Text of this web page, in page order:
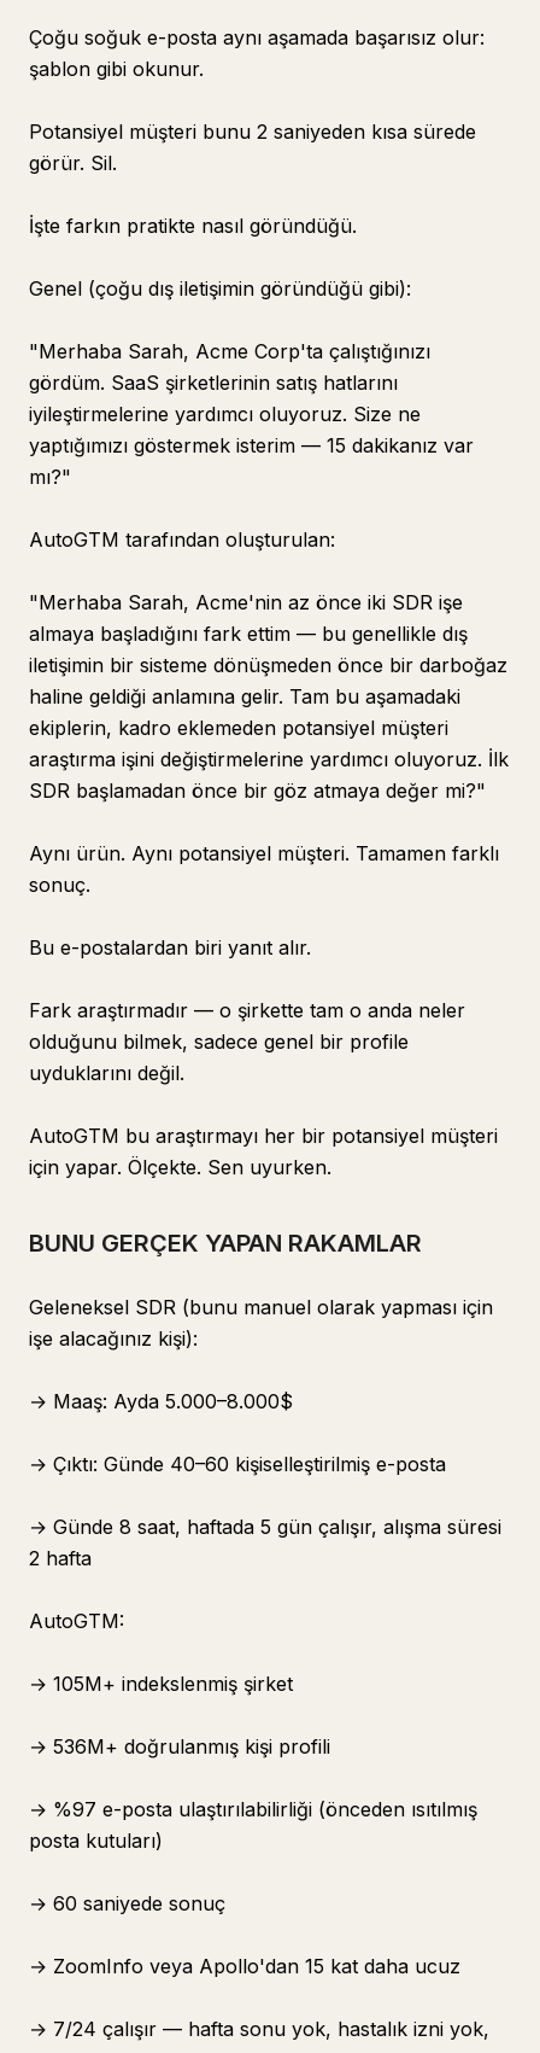
Çoğu soğuk e-posta aynı aşamada başarısız olur:
şablon gibi okunur.
Potansiyel müşteri bunu 2 saniyeden kısa sürede
görür. Sil.
İşte farkın pratikte nasıl göründüğü.
Genel (çoğu dış iletişimin göründüğü gibi):
"Merhaba Sarah, Acme Corp'ta çalıştığınızı
gördüm. SaaS şirketlerinin satış hatlarını
iyileştirmelerine yardımcı oluyoruz. Size ne
yaptığımızı göstermek isterim — 15 dakikanız var
mı?"
AutoGTM tarafından oluşturulan:
"Merhaba Sarah, Acme'nin az önce iki SDR işe
almaya başladığını fark ettim — bu genellikle dış
iletişimin bir sisteme dönüşmeden önce bir darboğaz
haline geldiği anlamına gelir. Tam bu aşamadaki
ekiplerin, kadro eklemeden potansiyel müşteri
araştırma işini değiştirmelerine yardımcı oluyoruz. İlk
SDR başlamadan önce bir göz atmaya değer mi?"
Aynı ürün. Aynı potansiyel müşteri. Tamamen farklı
sonuç.
Bu e-postalardan biri yanıt alır.
Fark araştırmadır — o şirkette tam o anda neler
olduğunu bilmek, sadece genel bir profile
uyduklarını değil.
AutoGTM bu araştırmayı her bir potansiyel müşteri
için yapar. Ölçekte. Sen uyurken.
BUNU GERÇEK YAPAN RAKAMLAR
Geleneksel SDR (bunu manuel olarak yapması için
işe alacağınız kişi):
→ Maaş: Ayda 5.000–8.000$
→ Çıktı: Günde 40–60 kişiselleştirilmiş e-posta
→ Günde 8 saat, haftada 5 gün çalışır, alışma süresi
2 hafta
AutoGTM:
→ 105M+ indekslenmiş şirket
→ 536M+ doğrulanmış kişi profili
→ %97 e-posta ulaştırılabilirliği (önceden ısıtılmış
posta kutuları)
→ 60 saniyede sonuç
→ ZoomInfo veya Apollo'dan 15 kat daha ucuz
→ 7/24 çalışır — hafta sonu yok, hastalık izni yok,